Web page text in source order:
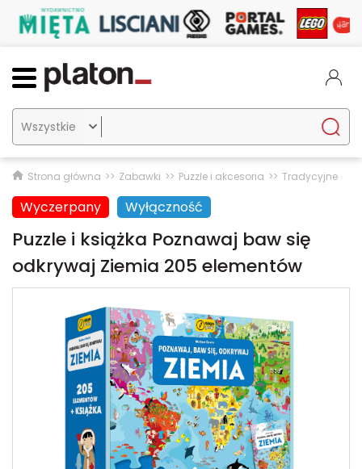

Strona główna Zabawki Puzzle i akcesoria Tradycyjne
Wyczerpany Wyłączność
Puzzle i książka Poznawaj baw się
odkrywaj Ziemia 205 elementów